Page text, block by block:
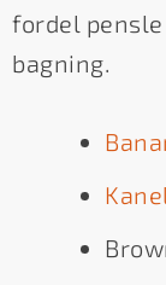
fordel
bagning.